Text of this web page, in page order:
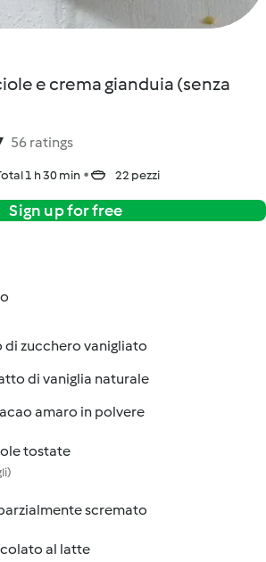
e crema gianduia (senza
56 ratings
1 h 30 min 22 pezzi
Sign up for free
di zucchero vanigliato
di vaniglia naturale
amaro in polvere
tostate
scremato
al latte